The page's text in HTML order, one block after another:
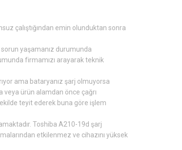
çalıştığından emin olunduktan sonra
sorun yaşamanız durumunda
firmamızı arayarak teknik
ama bataryanız şarj olmuyorsa
veya ürün alamdan önce çağrı
teyit ederek buna göre işlem
Toshiba A210-19d şarj
etkilenmez ve cihazını yüksek